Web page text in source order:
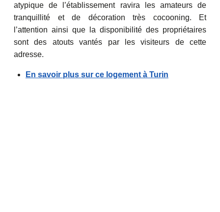
atypique de l’établissement ravira les amateurs de
tranquillité et de décoration très cocooning. Et
l’attention ainsi que la disponibilité des propriétaires
sont des atouts vantés par les visiteurs de cette
adresse.
En savoir plus sur ce logement à Turin